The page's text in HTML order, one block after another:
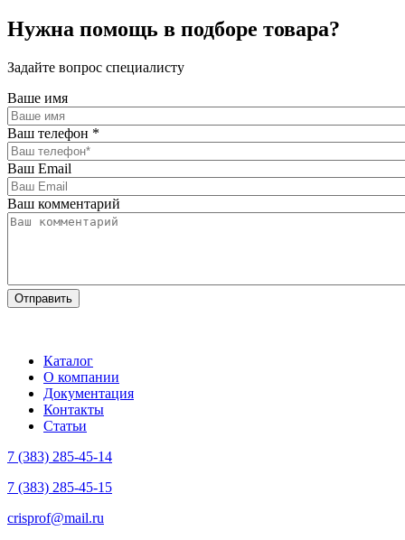
Нужна помощь в подборе товара?
Задайте вопрос специалисту
Ваше имя
Ваш телефон *
Ваш Email
Ваш комментарий
Каталог
О компании
Документация
Контакты
Статьи
7 (383) 285-45-14
7 (383) 285-45-15
crisprof@mail.ru